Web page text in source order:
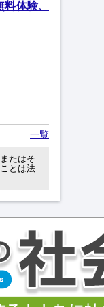
体験、
一覧
たはそ
とは法